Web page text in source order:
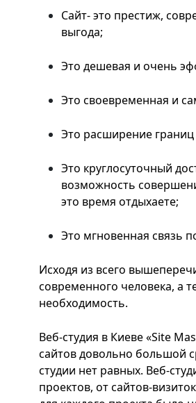
Сайт- это престиж,
выгода;
Это дешевая и очень
Это своевременная и
Это расширение границ
Это круглосуточный
возможность
это время отдыхаете;
Это мгновенная связь
Исходя из всего
современного человека, а
необходимость.
Веб-студия в Киеве «Site
сайтов довольно большой
студии нет равных. Веб-
проектов, от сайтов-